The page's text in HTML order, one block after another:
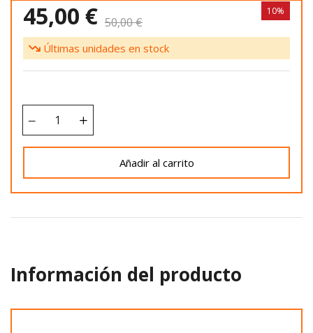
45,00 € 50,00 €
10%
Últimas unidades en stock
Añadir al carrito
Información del producto